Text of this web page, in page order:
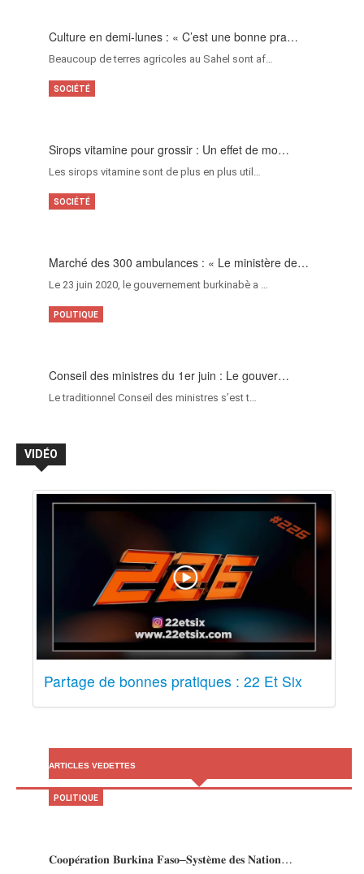
Culture en demi-lunes : « C’est une bonne pra…
Beaucoup de terres agricoles au Sahel sont af…
Sirops vitamine pour grossir : Un effet de mo…
Les sirops vitamine sont de plus en plus util…
SOCIÉTÉ
Marché des 300 ambulances : « Le ministère de…
Le 23 juin 2020, le gouvernement burkinabè a …
SOCIÉTÉ
Conseil des ministres du 1er juin : Le gouver…
Le traditionnel Conseil des ministres s’est t…
POLITIQUE
VIDÉO
Partage de bonnes pratiques : 22 Et Six
ARTICLES VEDETTES
𝐂𝐨𝐨𝐩𝐞́𝐫𝐚𝐭𝐢𝐨𝐧 𝐁𝐮𝐫𝐤𝐢𝐧𝐚 𝐅𝐚𝐬𝐨–𝐒𝐲𝐬𝐭𝐞̀𝐦𝐞 𝐝𝐞𝐬 𝐍𝐚𝐭𝐢𝐨𝐧…
POLITIQUE